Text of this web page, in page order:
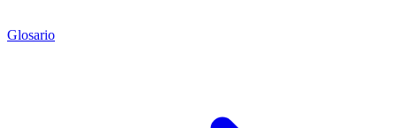
Glosario